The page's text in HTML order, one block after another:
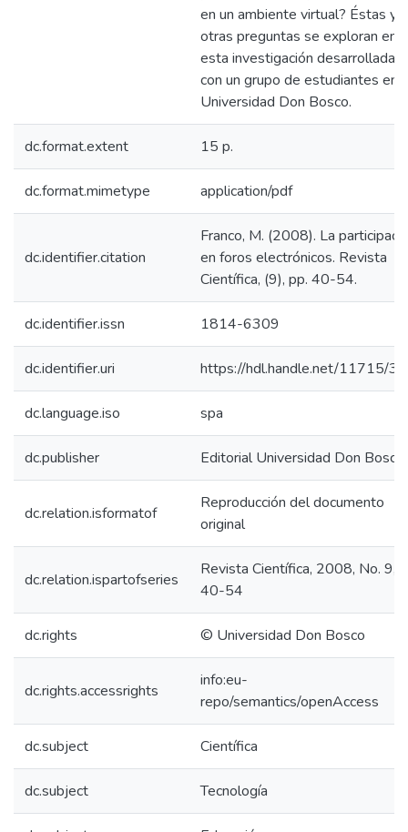
en un ambiente virtual? Éstas y
otras preguntas se exploran en
esta investigación desarrollada
con un grupo de estudiantes en
Universidad Don Bosco.
dc.format.extent 15 p.
dc.format.mimetype application/pdf
dc.identifier.citation
Franco, M. (2008). La
en foros electrónicos. Revista
Científica, (9), pp. 40-54.
dc.identifier.issn 1814-6309
dc.identifier.uri https://hdl.handle.net/11715/
dc.language.iso spa
dc.publisher Editorial Universidad Don Bosco
dc.relation.isformatof
Reproducción del documento
original
dc.relation.ispartofseries
Revista Científica, 2008, No. 9,
40-54
dc.rights © Universidad Don Bosco
dc.rights.accessrights
info:eu-
repo/semantics/openAccess
dc.subject Científica
dc.subject Tecnología